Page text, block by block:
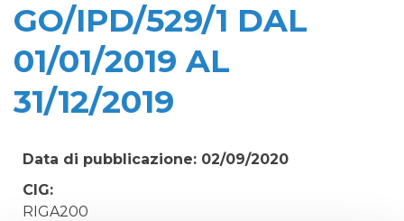
GO/IPD/529/1 DAL
01/01/2019 AL
31/12/2019
Data di pubblicazione: 02/09/2020
CIG:
RIGA200